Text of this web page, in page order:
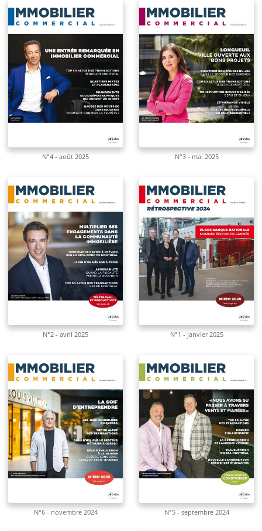
N°4 - août 2025 N°3 - mai 2025
N°2 - avril 2025 N°1 - janvier 2025
N°6 - novembre 2024 N°5 - septembre 2024